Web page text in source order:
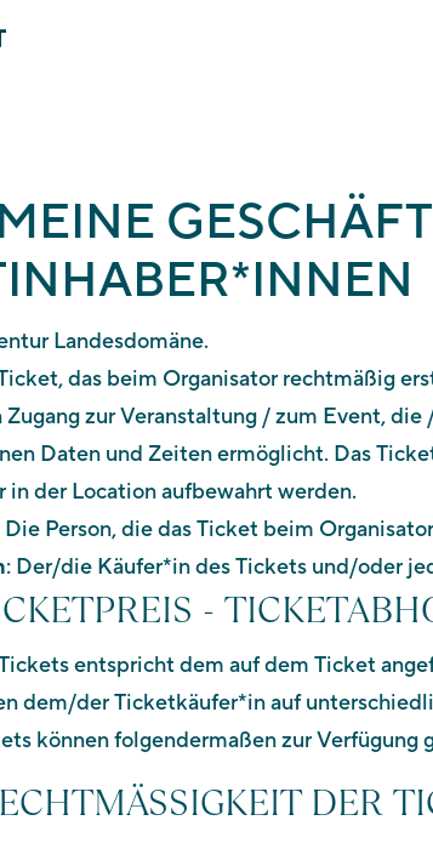
Landesdomäne.
das beim Organisator rechtmäßig
zur Veranstaltung / zum Event,
Daten und Zeiten ermöglicht. Das
in der Location aufbewahrt werden.
Die Person, die das Ticket beim
: Der/die Käufer*in des Tickets und/oder
-
entspricht dem auf dem Ticket
dem/der Ticketkäufer*in auf
können folgendermaßen zur
DER